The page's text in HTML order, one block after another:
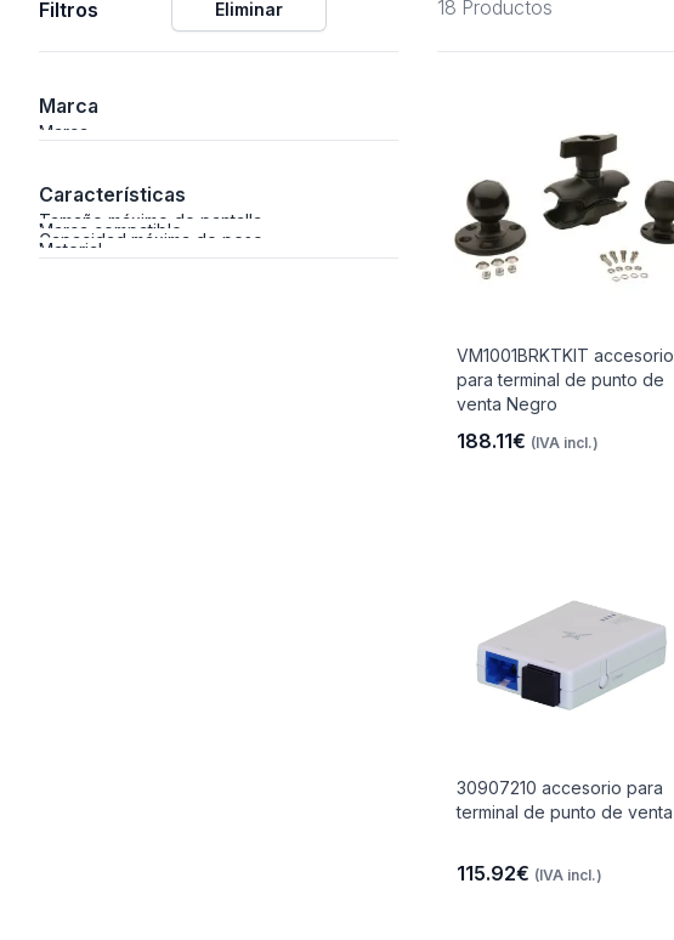
Filtros Eliminar
Marca
Marca
Características
Tamaño máximo de pantalla
Marca compatible
Capacidad máxima de peso
Material
18 Productos
VM1001BRKTKIT accesorio
para terminal de punto de
venta Negro
188.11€ (IVA incl.)
30907210 accesorio para
terminal de punto de venta
115.92€ (IVA incl.)